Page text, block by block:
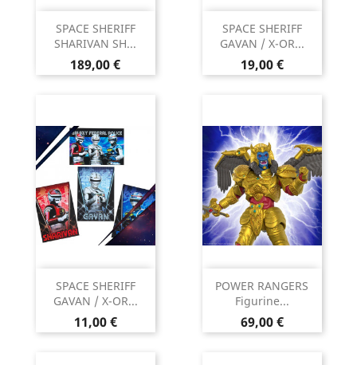
SPACE SHERIFF
SHARIVAN SH...
Prix
189,00 €
SPACE SHERIFF
GAVAN / X-OR...
Prix
19,00 €
SPACE SHERIFF
GAVAN / X-OR...
Prix
11,00 €
POWER RANGERS
Figurine...
Prix
69,00 €